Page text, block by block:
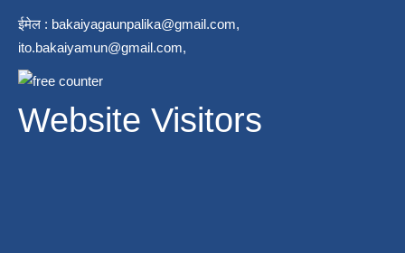
ईमेल : bakaiyagaunpalika@gmail.com,
ito.bakaiyamun@gmail.com,
Website Visitors